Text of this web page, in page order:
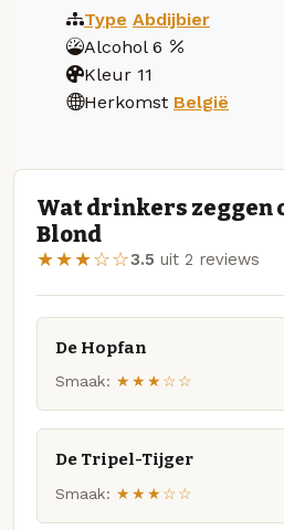
Type Abdijbier
Alcohol 6
Kleur 11
Herkomst België
Wat drinkers zeggen
Blond
★★★☆☆3.5 uit 2 reviews
De Hopfan
Smaak: ★★★☆☆
De Tripel-Tijger
Smaak: ★★★☆☆